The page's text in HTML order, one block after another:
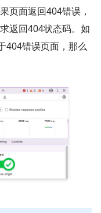
页面返回404错误，
返回404状态码。如
404错误页面，那么